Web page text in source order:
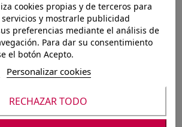
cookies propias y de terceros para
y mostrarle publicidad
preferencias mediante el análisis de
Para dar su consentimiento
el botón Acepto.
Personalizar cookies
RECHAZAR TODO